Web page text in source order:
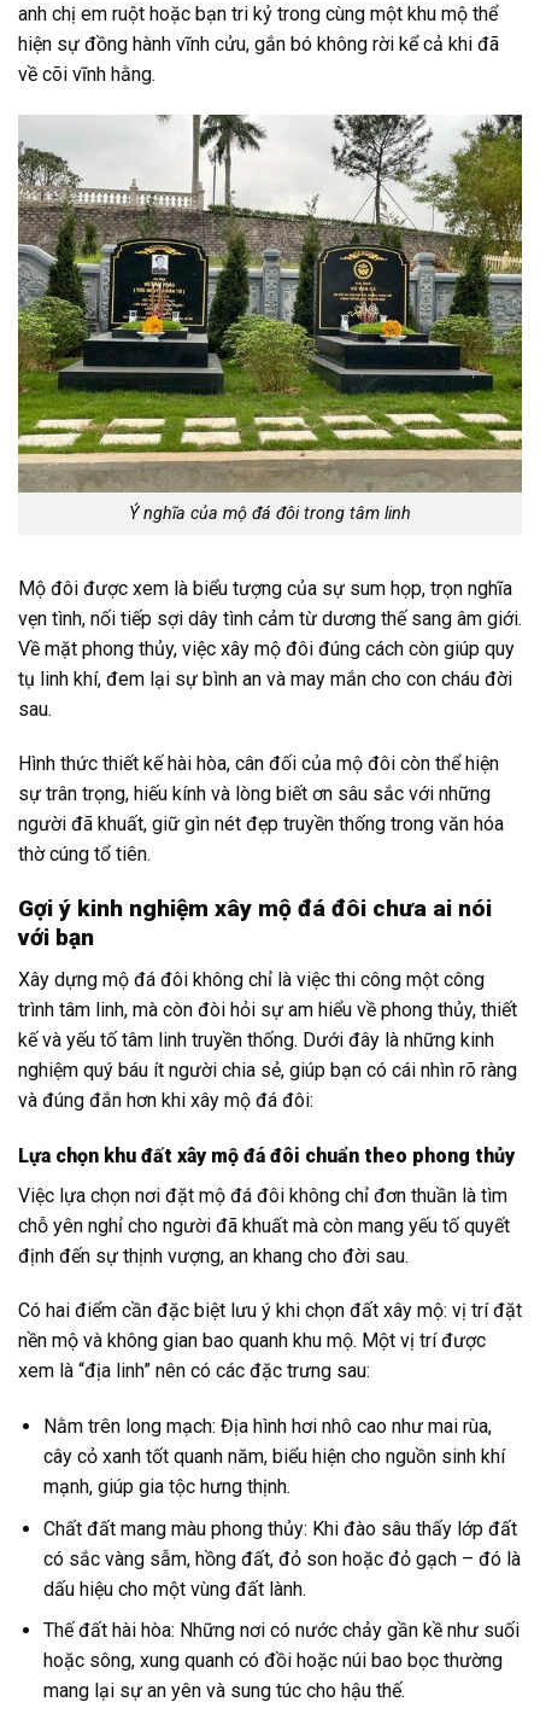
anh chị em ruột hoặc bạn tri kỷ trong cùng một khu mộ thể
hiện sự đồng hành vĩnh cửu, gắn bó không rời kể cả khi đã
về cõi vĩnh hằng.
Ý nghĩa của mộ đá đôi trong tâm linh
Mộ đôi được xem là biểu tượng của sự sum họp, trọn nghĩa
vẹn tình, nối tiếp sợi dây tình cảm từ dương thế sang âm giới.
Về mặt phong thủy, việc xây mộ đôi đúng cách còn giúp quy
tụ linh khí, đem lại sự bình an và may mắn cho con cháu đời
sau.
Hình thức thiết kế hài hòa, cân đối của mộ đôi còn thể hiện
sự trân trọng, hiếu kính và lòng biết ơn sâu sắc với những
người đã khuất, giữ gìn nét đẹp truyền thống trong văn hóa
thờ cúng tổ tiên.
Gợi ý kinh nghiệm xây mộ đá đôi chưa ai nói
với bạn
Xây dựng mộ đá đôi không chỉ là việc thi công một công
trình tâm linh, mà còn đòi hỏi sự am hiểu về phong thủy, thiết
kế và yếu tố tâm linh truyền thống. Dưới đây là những kinh
nghiệm quý báu ít người chia sẻ, giúp bạn có cái nhìn rõ ràng
và đúng đắn hơn khi xây mộ đá đôi:
Lựa chọn khu đất xây mộ đá đôi chuẩn theo phong thủy
Việc lựa chọn nơi đặt mộ đá đôi không chỉ đơn thuần là tìm
chỗ yên nghỉ cho người đã khuất mà còn mang yếu tố quyết
định đến sự thịnh vượng, an khang cho đời sau.
Có hai điểm cần đặc biệt lưu ý khi chọn đất xây mộ: vị trí đặt
nền mộ và không gian bao quanh khu mộ. Một vị trí được
xem là “địa linh” nên có các đặc trưng sau:
Nằm trên long mạch: Địa hình hơi nhô cao như mai rùa,
cây cỏ xanh tốt quanh năm, biểu hiện cho nguồn sinh khí
mạnh, giúp gia tộc hưng thịnh.
Chất đất mang màu phong thủy: Khi đào sâu thấy lớp đất
có sắc vàng sẫm, hồng đất, đỏ son hoặc đỏ gạch – đó là
dấu hiệu cho một vùng đất lành.
Thế đất hài hòa: Những nơi có nước chảy gần kề như suối
hoặc sông, xung quanh có đồi hoặc núi bao bọc thường
mang lại sự an yên và sung túc cho hậu thế.